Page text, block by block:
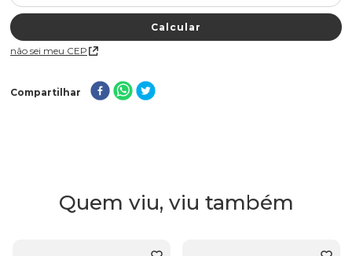
Não sei meu CEP
Compartilhar
Quem viu, viu também